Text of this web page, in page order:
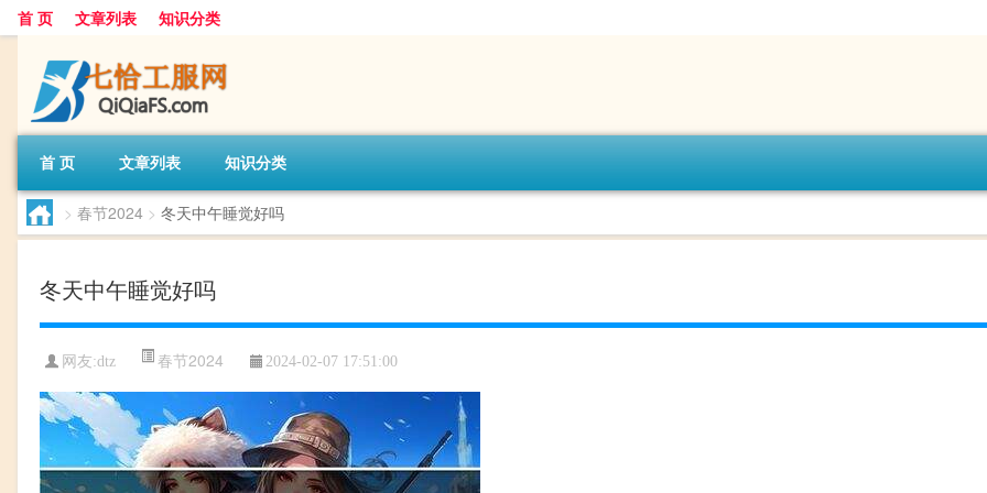
首 页 文章列表 知识分类
首 页 文章列表 知识分类
> 春节2024 > 冬天中午睡觉好吗
冬天中午睡觉好吗
网友:dtz 春节2024 2024-02-07 17:51:00